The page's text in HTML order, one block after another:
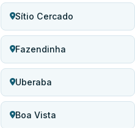
Sítio Cercado
Fazendinha
Uberaba
Boa Vista